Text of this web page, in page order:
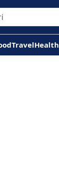
TravelHealth